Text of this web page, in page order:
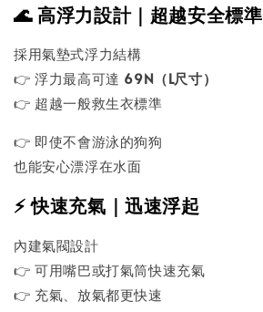
🌊 高浮力設計｜超越安全標準
採用氣墊式浮力結構
👉 浮力最高可達 69N（L尺寸）
👉 超越一般救生衣標準
👉 即使不會游泳的狗狗
也能安心漂浮在水面
⚡ 快速充氣｜迅速浮起
內建氣閥設計
👉 可用嘴巴或打氣筒快速充氣
👉 充氣、放氣都更快速